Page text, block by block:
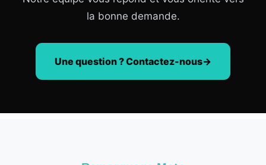
la bonne demande.
Une question ? Contactez-nous